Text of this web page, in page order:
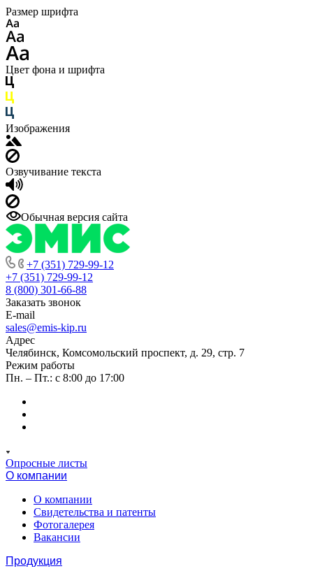
Размер шрифта
Цвет фона и шрифта
Изображения
Озвучивание текста
Обычная версия сайта
+7 (351) 729-99-12
+7 (351) 729-99-12
8 (800) 301-66-88
Заказать звонок
E-mail
sales@emis-kip.ru
Адрес
Челябинск, Комсомольский проспект, д. 29, стр. 7
Режим работы
Пн. – Пт.: с 8:00 до 17:00
Опросные листы
О компании
О компании
Свидетельства и патенты
Фотогалерея
Вакансии
Продукция